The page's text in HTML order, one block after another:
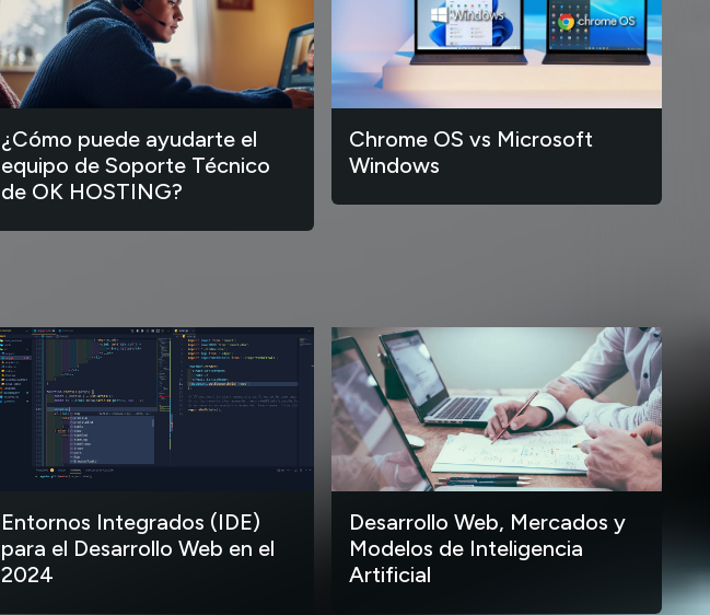
¿Cómo puede ayudarte el
equipo de Soporte Técnico
de OK HOSTING?
Chrome OS vs Microsoft
Windows
Entornos Integrados (IDE)
para el Desarrollo Web en el
2024
Desarrollo Web, Mercados y
Modelos de Inteligencia
Artificial